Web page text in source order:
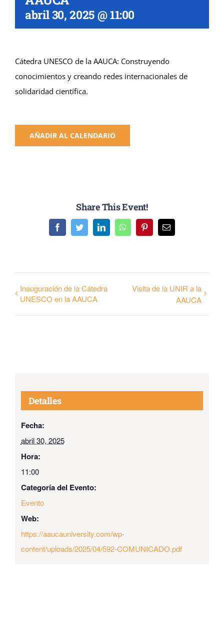
abril 30, 2025 @ 11:00
Cátedra UNESCO de la AAUCA: Construyendo
conocimientos y creando redes internacionales de
solidaridad científica.
AÑADIR AL CALENDARIO
Share This Event!
FacebookTwitterLinkedInWhatsAppPinterestEmail
Inauguración de la Cátedra
UNESCO en la AAUCA
Visita de la UNIR a la
AAUCA
Detalles
Fecha:
abril 30, 2025
Hora:
11:00
Categoría del Evento:
Evento
Web:
https://aaucauniversity.com/wp-
content/uploads/2025/04/592-COMUNICADO.pdf